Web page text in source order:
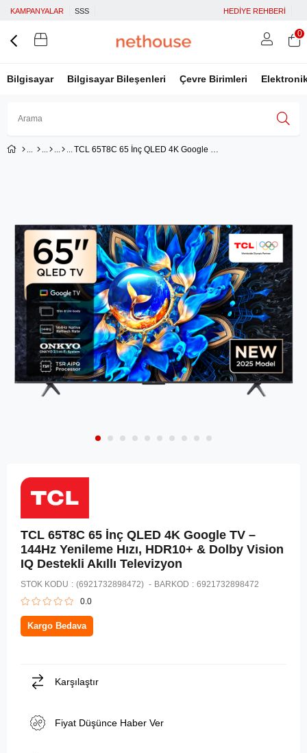
KAMPANYALAR SSS HEDİYE REHBERİ
Bilgisayar Bilgisayar Bileşenleri Çevre Birimleri
Facebook İle Bağlan
0
TCL 65T8C 65 İnç QLED 4K Google TV – 144Hz Yenileme Hızı, HDR10+ & Dolby Vision IQ Destekli Akıllı Televizyon
TCL 65T8C 65 İnç QLED 4K Google TV –
144Hz Yenileme Hızı, HDR10+ & Dolby Vision
IQ Destekli Akıllı Televizyon
STOK KODU (6921732898472) BARKOD : 6921732898472
0.0
Kargo Bedava
Karşılaştır
Fiyat Düşünce Haber Ver